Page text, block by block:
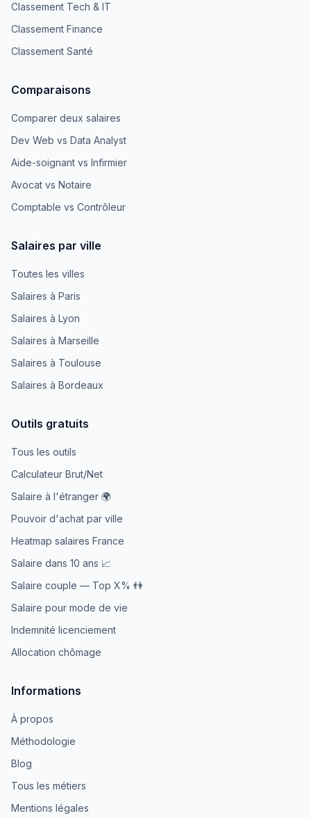
Classement Tech & IT
Classement Finance
Classement Santé
Comparaisons
Comparer deux salaires
Dev Web vs Data Analyst
Aide-soignant vs Infirmier
Avocat vs Notaire
Comptable vs Contrôleur
Salaires par ville
Toutes les villes
Salaires à Paris
Salaires à Lyon
Salaires à Marseille
Salaires à Toulouse
Salaires à Bordeaux
Outils gratuits
Tous les outils
Calculateur Brut/Net
Salaire à l'étranger 🌍
Pouvoir d'achat par ville
Heatmap salaires France
Salaire dans 10 ans 📈
Salaire couple — Top X% 👫
Salaire pour mode de vie
Indemnité licenciement
Allocation chômage
Informations
À propos
Méthodologie
Blog
Tous les métiers
Mentions légales